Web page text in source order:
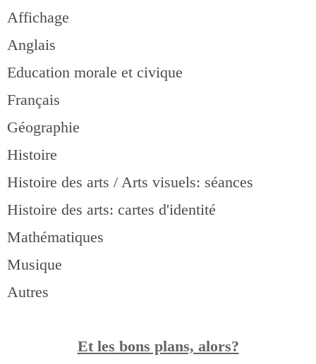
Affichage
Anglais
Education morale et civique
Français
Géographie
Histoire
Histoire des arts / Arts visuels: séances
Histoire des arts: cartes d'identité
Mathématiques
Musique
Autres
Et les bons plans, alors?